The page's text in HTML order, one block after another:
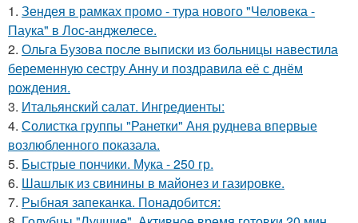
1. Зендея в рамках промо - тура нового "Человека -
Паука" в Лос-анджелесе.
2. Ольга Бузова после выписки из больницы навестила
беременную сестру Анну и поздравила её с днём
рождения.
3. Итальянский салат. Ингредиенты:
4. Солистка группы "Ранетки" Аня руднева впервые
возлюбленного показала.
5. Быстрые пончики. Мука - 250 гр.
6. Шашлык из свинины в майонез и газировке.
7. Рыбная запеканка. Понадобится: